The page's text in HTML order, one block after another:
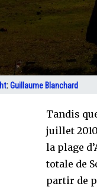
:Guillaume Blanchard
Tandis
juillet
la plage
totale de
partir de